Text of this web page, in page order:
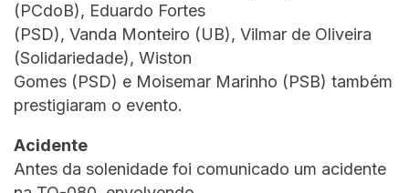
(PCdoB), Eduardo Fortes
(PSD), Vanda Monteiro (UB), Vilmar de Oliveira
(Solidariedade), Wiston
Gomes (PSD) e Moisemar Marinho (PSB) também
prestigiaram o evento.
Acidente
Antes da solenidade foi comunicado um acidente